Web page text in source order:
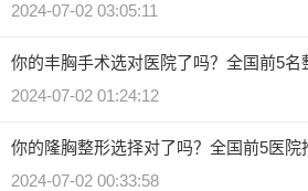
2024-07-02 03:05:11
你的丰胸手术选对医院了吗？全国前5名
2024-07-02 01:24:12
你的隆胸整形选择对了吗？全国前5医院
2024-07-02 00:33:58